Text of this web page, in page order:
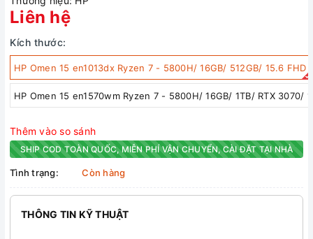
Liên hệ
Kích thước:
HP Omen 15 en1013dx Ryzen 7 - 5800H/ 16GB/ 512GB/ 15.6 FHD
HP Omen 15 en1570wm Ryzen 7 - 5800H/ 16GB/ 1TB/ RTX 3070/
Thêm vào so sánh
SHIP COD TOÀN QUỐC, MIỄN PHÍ VẬN CHUYỂN, CÀI ĐẶT TẠI NHÀ
Tình trạng: Còn hàng
THÔNG TIN KỸ THUẬT